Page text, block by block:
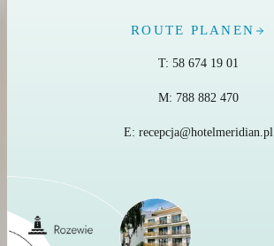
ROUTE PLANEN
T: 58 674 19 01
M: 788 882 470
E: recepcja@hotelmeridian.pl